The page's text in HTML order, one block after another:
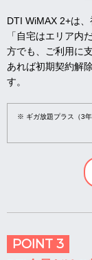
DTI WiMAX 2+は、
「自宅はエリア内
方でも、ご利用に
あれば初期契約解
す。
※ ギガ放題プラス（3年
POINT 3